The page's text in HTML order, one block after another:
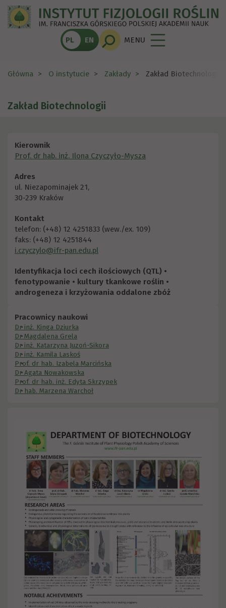
PL EN MENU
Główna O instytucie Zakłady Zakład Biotechnologii
Zakład Biotechnologii
Kierownik
Prof. dr hab. inż. Ilona Czyczyło-Mysza
Adres
ul. Niezapominajek 21,
30-239 Kraków
Kontakt
telefon: (+48) 12 4251833 (wew./ex. 109)
faks: (+48) 12 4251844
i.czyczylo@ifr-pan.edu.pl
Identyfikacja loci cech ilościowych (QTL) •
fenotypowanie • kultury tkankowe roślin •
androgeneza i krzyżowania oddalone zbóż
Pracownicy naukowi
Dr inż. Kinga Dziurka
Dr Magdalena Grela
Dr inż. Katarzyna Juzoń-Sikora
Dr inż. Kamila Laskoś
Prof. dr hab. Izabela Marcińska
Dr Agata Nowakowska
Prof. dr hab. inż. Edyta Skrzypek
Dr hab. Marzena Warchoł